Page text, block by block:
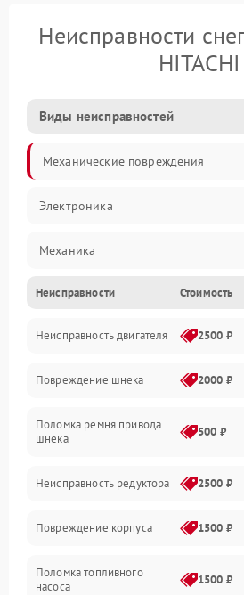
Неисправности
HITACHI
Виды неисправностей
Механические повреждения
Электроника
Механика
Трансмиссия
Электропитание
Двигатель
Неисправности Стоимость
Неисправность двигателя 2500 ₽
Повреждение шнека 2000 ₽
Поломка ремня привода
шнека
500 ₽
Неисправность редуктора 2500 ₽
Повреждение корпуса 1500 ₽
Поломка топливного
насоса
1500 ₽